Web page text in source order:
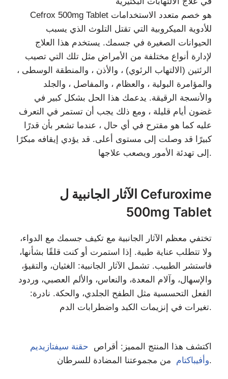
Cefrox 500mg Tablet هو خصم متعدد الاستخدامات
للأدوية الميكروبية التي تقتل التلوث الذي يسبب
الحيوانات الصغيرة في جسمك. يستخدم هذا العلاج
لإدارة أنواع مختلفة من الأمراض مثل تلك التي تصيب
الرئتين (الالتهاب الرئوي) ، والأذن ، والمنطقة الوسطى ،
والمؤامرة البولية ، والعظام ، والمفاصل ، والجلد
والأنسجة الرقيقة. يدعمك هذا الحل بشكل كبير في
غضون أيام قليلة ، ومع ذلك يجب أن تستمر في التعرف
عليه كما هو مقترح في أي حال ، عندما تشعر بأن قدرًا
كبيرًا قد وصلت إلى مستوى أعلى. قد يؤدي إيقافه مبكرًا
إلى تهدئة الأمور ويصعب علاجها.
الآثار الجانبية ل Cefuroxime
500mg Tablet
تختفي معظم الآثار الجانبية مع تكيف جسمك مع الدواء،
ولا تتطلب عناية طبية. إذا استمرت أو كنت قلقًا بشأنها،
فاستشر الطبيب. تشمل الآثار الجانبية: الغثيان، والتقيؤ،
والإسهال، وآلام المعدة، والنعاس، والألم العصبي، وردود
الفعل التحسسية مثل الطفح الجلدي، والحكة. نادرة:
تغيرات في إنزيمات الكبد واضطرابات الدم.
اكتشف هذا المنتج المميز: أقراص حقنة سيفتازيديم
وأفيباكتاممن مجموعتنا المضادة للسرطان.